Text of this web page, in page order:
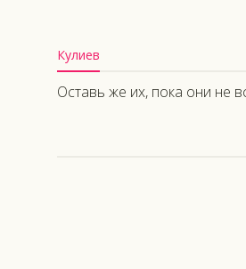
Кулиев
Оставь же их, пока они не